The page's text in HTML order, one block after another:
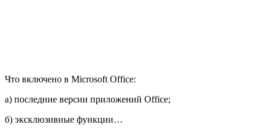
Что включено в Microsoft Office:
а) последние версии приложений Office;
б) эксклюзивные функции…